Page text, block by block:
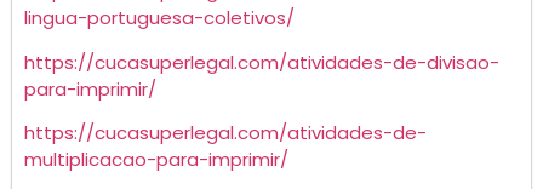
lingua-portuguesa-coletivos/
https://cucasuperlegal.com/atividades-de-divisao-
para-imprimir/
https://cucasuperlegal.com/atividades-de-
multiplicacao-para-imprimir/